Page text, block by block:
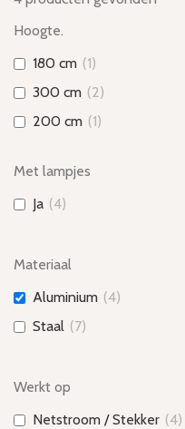
Hoogte.
180 cm (1)
300 cm (2)
200 cm (1)
Met lampjes
Ja (4)
Materiaal
Aluminium (4)
Staal (7)
Werkt op
Netstroom / Stekker (4)